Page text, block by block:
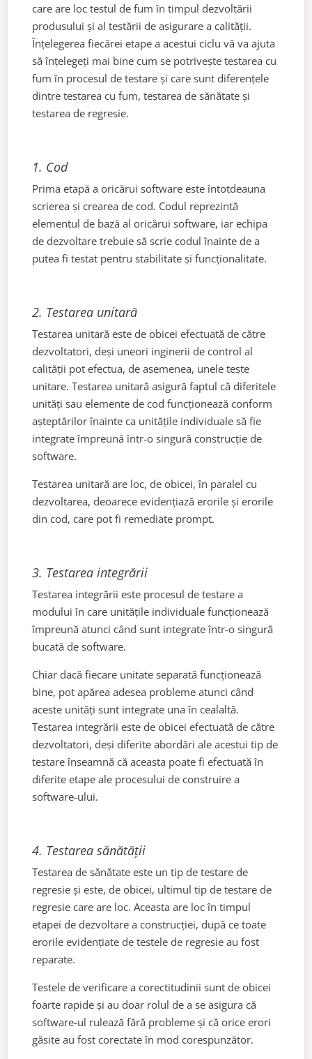
care are loc testul de fum în timpul dezvoltării
produsului și al testării de asigurare a calității.
Înțelegerea fiecărei etape a acestui ciclu vă va ajuta
să înțelegeți mai bine cum se potrivește testarea cu
fum în procesul de testare și care sunt diferențele
dintre testarea cu fum, testarea de sănătate și
testarea de regresie.
1. Cod
Prima etapă a oricărui software este întotdeauna
scrierea și crearea de cod. Codul reprezintă
elementul de bază al oricărui software, iar echipa
de dezvoltare trebuie să scrie codul înainte de a
putea fi testat pentru stabilitate și funcționalitate.
2. Testarea unitară
Testarea unitară este de obicei efectuată de către
dezvoltatori, deși uneori inginerii de control al
calității pot efectua, de asemenea, unele teste
unitare. Testarea unitară asigură faptul că diferitele
unități sau elemente de cod funcționează conform
așteptărilor înainte ca unitățile individuale să fie
integrate împreună într-o singură construcție de
software.
Testarea unitară are loc, de obicei, în paralel cu
dezvoltarea, deoarece evidențiază erorile și erorile
din cod, care pot fi remediate prompt.
3. Testarea integrării
Testarea integrării este procesul de testare a
modului în care unitățile individuale funcționează
împreună atunci când sunt integrate într-o singură
bucată de software.
Chiar dacă fiecare unitate separată funcționează
bine, pot apărea adesea probleme atunci când
aceste unități sunt integrate una în cealaltă.
Testarea integrării este de obicei efectuată de către
dezvoltatori, deși diferite abordări ale acestui tip de
testare înseamnă că aceasta poate fi efectuată în
diferite etape ale procesului de construire a
software-ului.
4. Testarea sănătății
Testarea de sănătate este un tip de testare de
regresie și este, de obicei, ultimul tip de testare de
regresie care are loc. Aceasta are loc în timpul
etapei de dezvoltare a construcției, după ce toate
erorile evidențiate de testele de regresie au fost
reparate.
Testele de verificare a corectitudinii sunt de obicei
foarte rapide și au doar rolul de a se asigura că
software-ul rulează fără probleme și că orice erori
găsite au fost corectate în mod corespunzător.